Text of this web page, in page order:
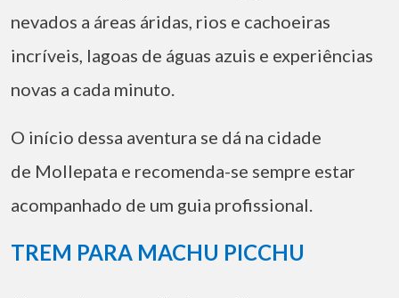
nevados a áreas áridas, rios e cachoeiras
incríveis, lagoas de águas azuis e experiências
novas a cada minuto.
O início dessa aventura se dá na cidade
de Mollepata e recomenda-se sempre estar
acompanhado de um guia profissional.
TREM PARA MACHU PICCHU